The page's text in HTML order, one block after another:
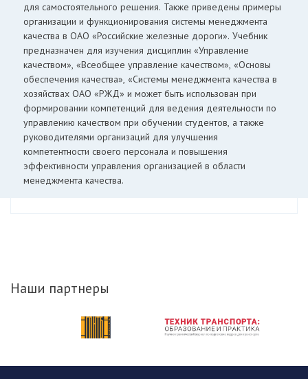
для самостоятельного решения. Также приведены примеры
организации и функционирования системы менеджмента
качества в ОАО «Российские железные дороги». Учебник
предназначен для изучения дисциплин «Управление
качеством», «Всеобщее управление качеством», «Основы
обеспечения качества», «Системы менеджмента качества в
хозяйствах ОАО «РЖД» и может быть использован при
формировании компетенций для ведения деятельности по
управлению качеством при обучении студентов, а также
руководителями организаций для улучшения
компетентности своего персонала и повышения
эффективности управления организацией в области
менеджмента качества.
Наши партнеры